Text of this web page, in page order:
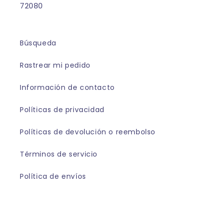
72080
Búsqueda
Rastrear mi pedido
Información de contacto
Políticas de privacidad
Políticas de devolución o reembolso
Términos de servicio
Política de envíos